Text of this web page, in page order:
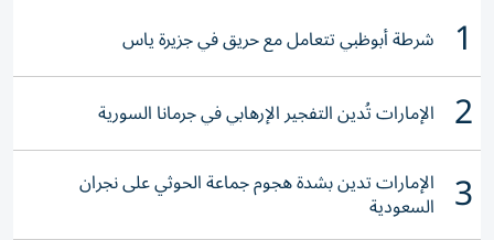
1 شرطة أبوظبي تتعامل مع حريق في جزيرة ياس
2 الإمارات تُدين التفجير الإرهابي في جرمانا السورية
3 الإمارات تدين بشدة هجوم جماعة الحوثي على نجران
السعودية